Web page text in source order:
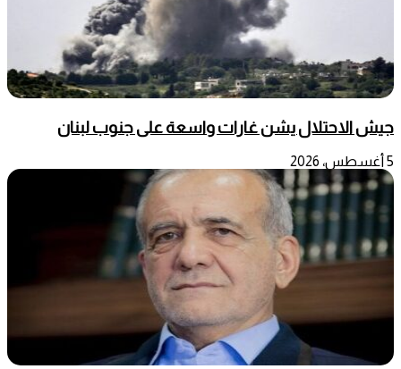
جيش الاحتلال يشن غارات واسعة على جنوب لبنان
5 أغسطس، 2026